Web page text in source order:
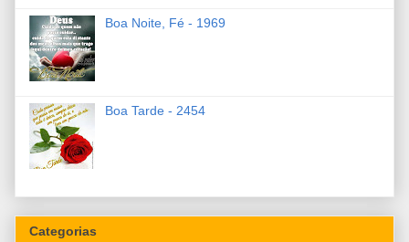
Boa Noite, Fé - 1969
Boa Tarde - 2454
Categorias